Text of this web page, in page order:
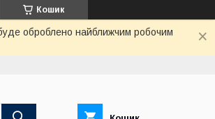
Кошик
оброблено найближчим робочим